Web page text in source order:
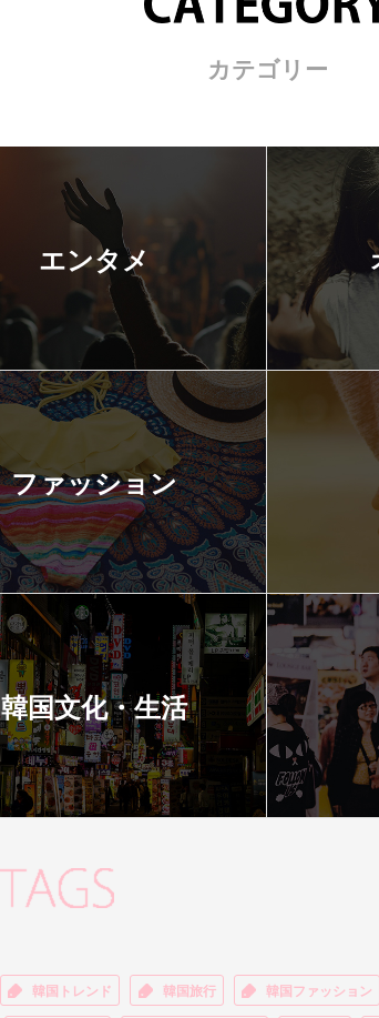
カテゴリー
エンタメ
ファッション
韓国文化・生活
韓国トレンド 韓国旅行 韓国ファッション